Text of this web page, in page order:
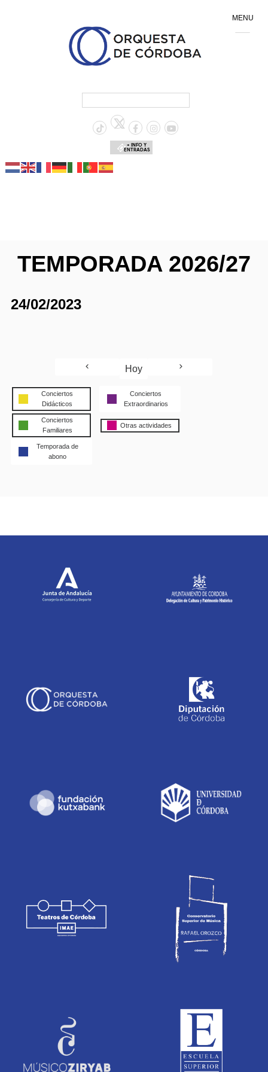
+ INFO Y
ENTRADAS
TEMPORADA 2026/27
24/02/2023
Hoy
Conciertos
Didácticos
Conciertos
Extraordinarios
Conciertos
Familiares
Otras actividades
Temporada de
abono
MENU